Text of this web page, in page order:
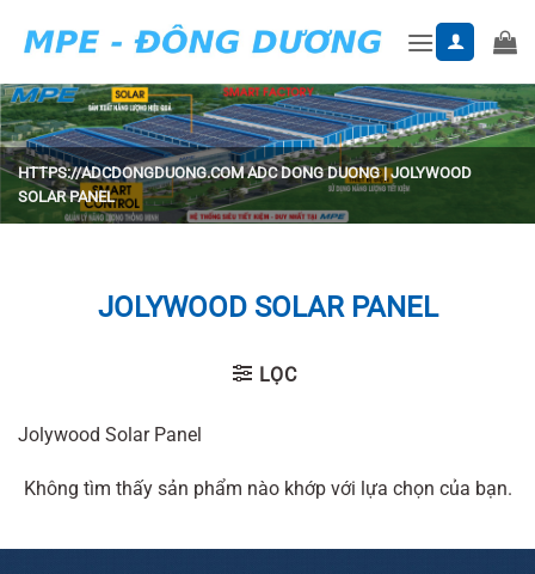
HTTPS://ADCDONGDUONG.COM ADC DONG DUONG|JOLYWOOD
SOLAR PANEL
JOLYWOOD SOLAR PANEL
LỌC
Jolywood Solar Panel
Không tìm thấy sản phẩm nào khớp với lựa chọn của bạn.